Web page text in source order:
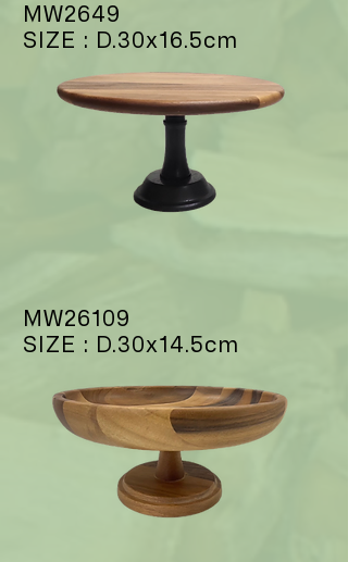
MW2649
SIZE : D.30x16.5cm
MW26109
SIZE : D.30x14.5cm